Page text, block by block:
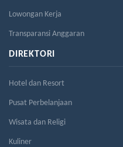
Lowongan Kerja
Transparansi Anggaran
DIREKTORI
Hotel dan Resort
Pusat Perbelanjaan
Wisata dan Religi
Kuliner